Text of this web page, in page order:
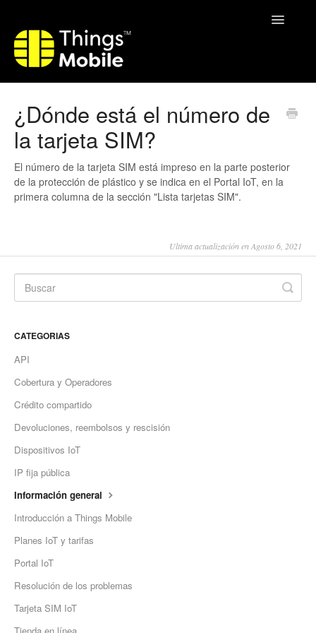
Toggle
¿Dónde está el número de
la tarjeta SIM?
El número de la tarjeta SIM está impreso en la parte posterior
de la protección de plástico y se indica en el Portal IoT, en la
primera columna de la sección "Lista tarjetas SIM".
Ultima actualización en Agosto 6, 2021
CATEGORIAS
API
Cobertura y Operadores
Crédito compartido
Devoluciones, reembolsos y rescisión
Dispositivos IoT
IP fija pública
Información general
Introducción a Things Mobile
Planes IoT y tarifas
Portal IoT
Resolución de los problemas
Tarjeta SIM IoT